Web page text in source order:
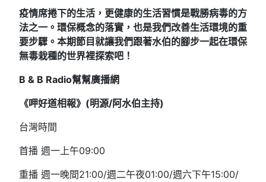
疫情席捲下的生活，更健康的生活習慣是戰勝病毒的方
法之一。環保概念的落實，也是我們改善生活環境的重
要步驟。本期節目就讓我們跟著水伯的腳步一起在環保
無毒栽種的世界裡探索吧！
B & B Radio幫幫廣播網
《呷好道相報》(明源/阿水伯主持)
台灣時間
首播 週一上午09:00
重播 週一晚間21:00/週二午夜01:00/週六下午15:00/